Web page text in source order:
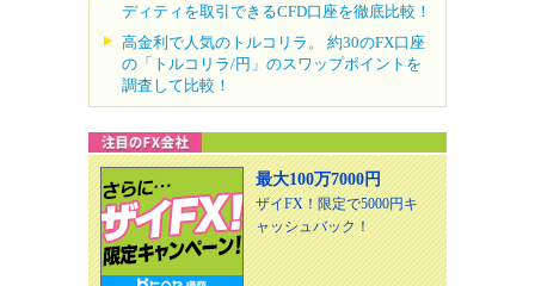
ディティを取引できるCFD口座を徹底比較！
高金利で人気のトルコリラ。 約30のFX口座
の「トルコリラ/円」のスワップポイントを
調査して比較！
最大100万7000円
ザイFX！限定で5000円キ
ャッシュバック！